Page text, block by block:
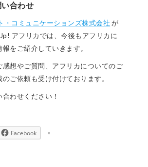
合わせ
・コミュニケーションズ株式会社 が
アフリカでは、今後もアフリカに
をご紹介していきます。
感想やご質問、アフリカについてのご
ご依頼も受け付けております。
わせください！
Facebook